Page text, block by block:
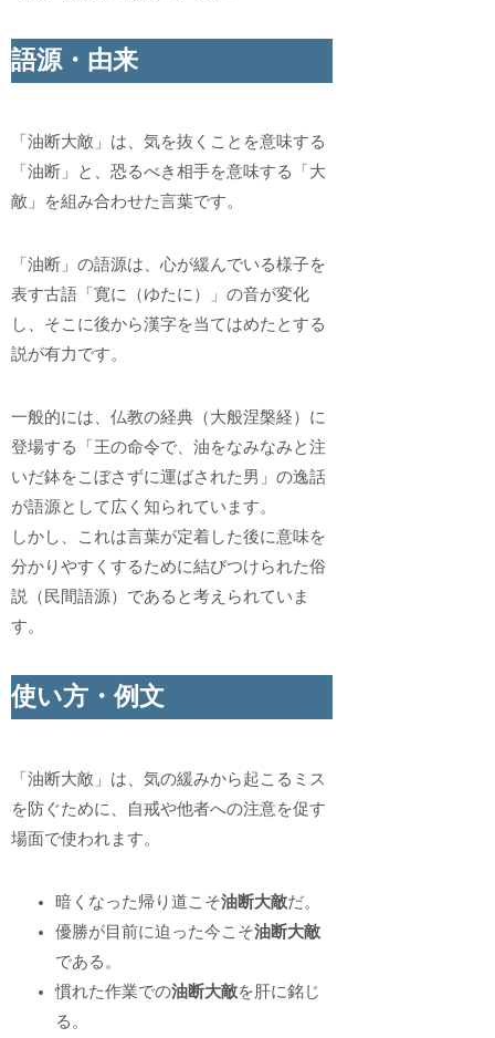
語源・由来
「油断大敵」は、気を抜くことを意味する
「油断」と、恐るべき相手を意味する「大
敵」を組み合わせた言葉です。
「油断」の語源は、心が緩んでいる様子を
表す古語「寛に（ゆたに）」の音が変化
し、そこに後から漢字を当てはめたとする
説が有力です。
一般的には、仏教の経典（大般涅槃経）に
登場する「王の命令で、油をなみなみと注
いだ鉢をこぼさずに運ばされた男」の逸話
が語源として広く知られています。
しかし、これは言葉が定着した後に意味を
分かりやすくするために結びつけられた俗
説（民間語源）であると考えられていま
す。
使い方・例文
「油断大敵」は、気の緩みから起こるミス
を防ぐために、自戒や他者への注意を促す
場面で使われます。
暗くなった帰り道こそ油断大敵だ。
優勝が目前に迫った今こそ油断大敵
である。
慣れた作業での油断大敵を肝に銘じ
る。